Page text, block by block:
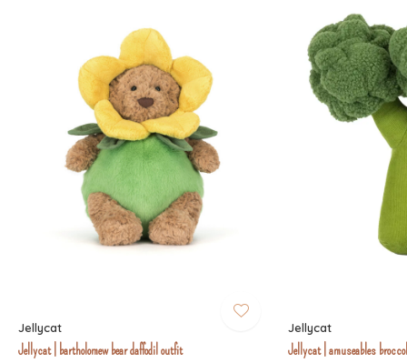
Jellycat
Jellycat | bartholomew bear daffodil outfit
Jellycat
Jellycat | amuseables